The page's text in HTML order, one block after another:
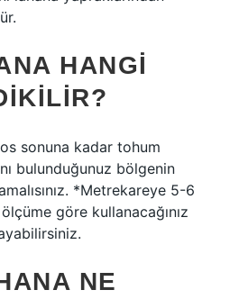
HANGI
sonuna kadar tohum
bulunduğunuz bölgenin
*Metrekareye 5-6
göre kullanacağınız
NE